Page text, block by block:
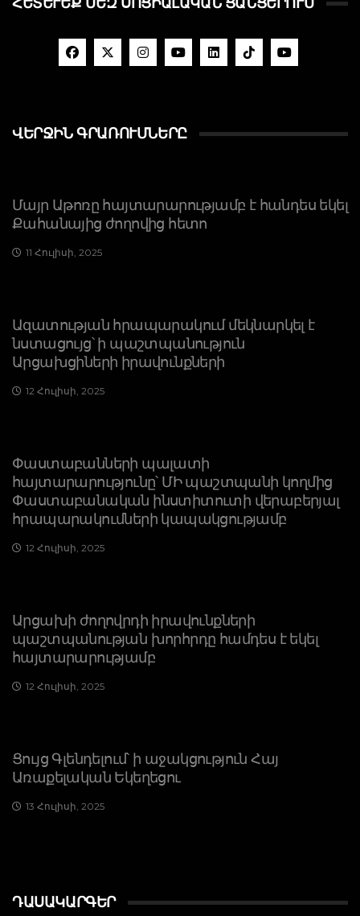
ՎԵՐՋԻՆ ԳՐԱՌՈՒՄՆԵՐԸ
Մայր Աթոռը հայտարարությամբ է հանդես եկել
Քահանայից ժողովից հետո
11 Հուլիսի, 2025
Ազատության հրապարակում մեկնարկել է
նստացույց՝ ի պաշտպանություն
Արցախցիների իրավունքների
12 Հուլիսի, 2025
Փաստաբանների պալատի
հայտարարությունը՝ ՄԻ պաշտպանի կողմից
Փաստաբանական ինստիտուտի վերաբերյալ
հրապարակումների կապակցությամբ
12 Հուլիսի, 2025
Արցախի ժողովրդի իրավունքների
պաշտպանության խորհրդը համդես է եկել
հայտարարությամբ
12 Հուլիսի, 2025
Ցույց Գլենդելում՝ ի աջակցություն Հայ
Առաքելական Եկեղեցու
13 Հուլիսի, 2025
ԴԱՍԱԿԱՐԳԵՐ